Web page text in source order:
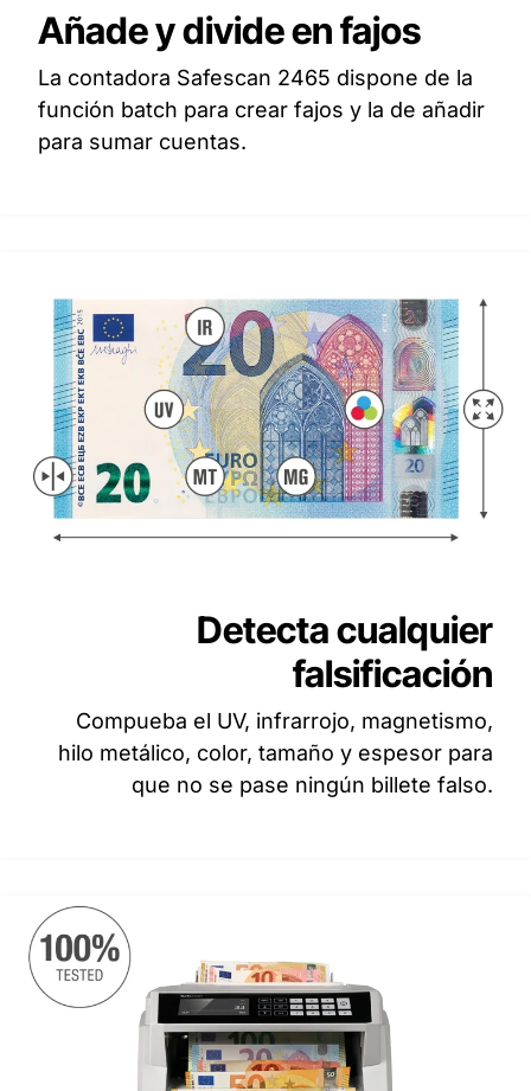
Añade y divide en fajos
La contadora Safescan 2465 dispone de la
función batch para crear fajos y la de añadir
para sumar cuentas.
Detecta cualquier
falsificación
Compueba el UV, infrarrojo, magnetismo,
hilo metálico, color, tamaño y espesor para
que no se pase ningún billete falso.